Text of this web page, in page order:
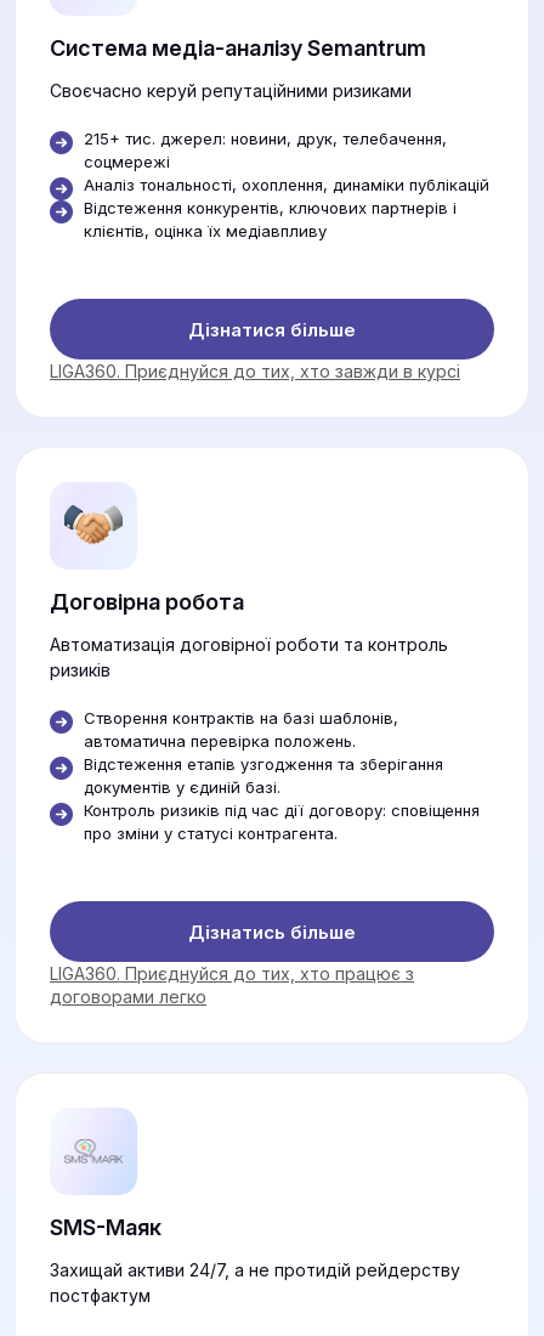
Система медіа-аналізу Semantrum
Своєчасно керуй репутаційними ризиками
215+ тис. джерел: новини, друк, телебачення,
соцмережі
Аналіз тональності, охоплення, динаміки публікацій
Відстеження конкурентів, ключових партнерів і
клієнтів, оцінка їх медіавпливу
Дізнатися більше
LIGA360. Приєднуйся до тих, хто завжди в курсі
Договірна робота
Автоматизація договірної роботи та контроль
ризиків
Створення контрактів на базі шаблонів,
автоматична перевірка положень.
Відстеження етапів узгодження та зберігання
документів у єдиній базі.
Контроль ризиків під час дії договору: сповіщення
про зміни у статусі контрагента.
Дізнатись більше
LIGA360. Приєднуйся до тих, хто працює з
договорами легко
SMS-Маяк
Захищай активи 24/7, а не протидій рейдерству
постфактум